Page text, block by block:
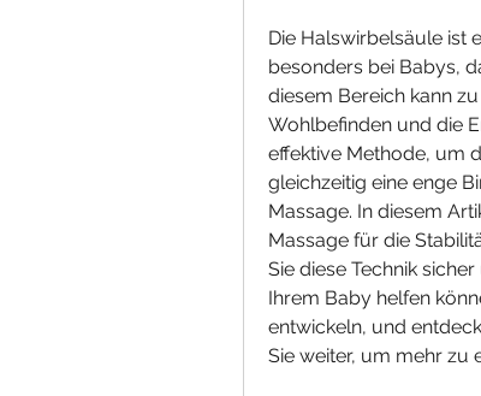
Die Halswirbelsäule ist
besonders bei Babys,
diesem Bereich kann
Wohlbefinden und die
effektive Methode, um
gleichzeitig eine enge
Massage. In diesem
Massage für die
Sie diese Technik
Ihrem Baby helfen
entwickeln, und
Sie weiter, um mehr zu